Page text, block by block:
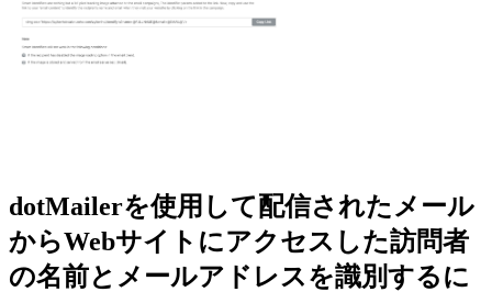
dotMailerを使用して配信されたメール
からWebサイトにアクセスした訪問者
の名前とメールアドレスを識別するに